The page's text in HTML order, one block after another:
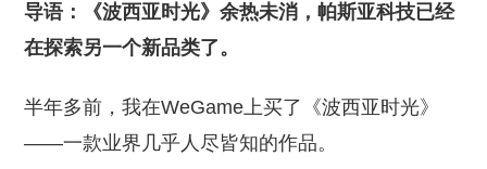
导语：《波西亚时光》余热未消，帕斯亚科技已经
在探索另一个新品类了。
半年多前，我在WeGame上买了《波西亚时光》
——一款业界几乎人尽皆知的作品。